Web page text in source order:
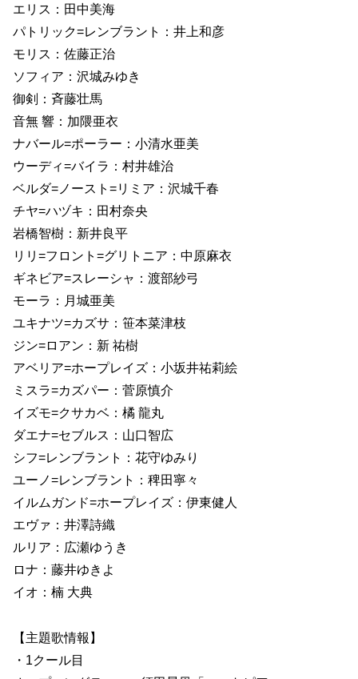
エリス：田中美海
パトリック=レンブラント：井上和彦
モリス：佐藤正治
ソフィア：沢城みゆき
御剣：斉藤壮馬
音無 響：加隈亜衣
ナバール=ポーラー：小清水亜美
ウーディ=バイラ：村井雄治
ベルダ=ノースト=リミア：沢城千春
チヤ=ハヅキ：田村奈央
岩橋智樹：新井良平
リリ=フロント=グリトニア：中原麻衣
ギネビア=スレーシャ：渡部紗弓
モーラ：月城亜美
ユキナツ=カズサ：笹本菜津枝
ジン=ロアン：新 祐樹
アベリア=ホープレイズ：小坂井祐莉絵
ミスラ=カズパー：菅原慎介
イズモ=クサカベ：橘 龍丸
ダエナ=セブルス：山口智広
シフ=レンブラント：花守ゆみり
ユーノ=レンブラント：稗田寧々
イルムガンド=ホープレイズ：伊東健人
エヴァ：井澤詩織
ルリア：広瀬ゆうき
ロナ：藤井ゆきよ
イオ：楠 大典
【主題歌情報】
・1クール目